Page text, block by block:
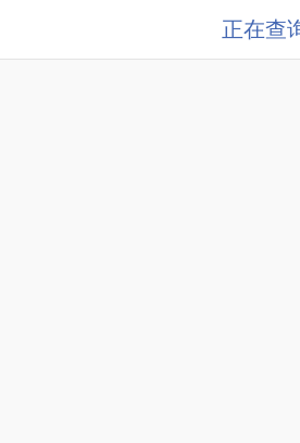
正在查